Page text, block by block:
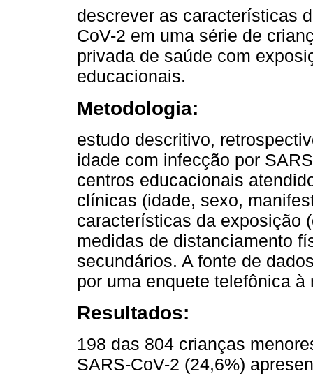
descrever as características
CoV-2 em uma série de
privada de saúde com
educacionais.
Metodologia:
estudo descritivo,
idade com infecção por
centros educacionais
clínicas (idade, sexo,
características da exposição
medidas de distanciamento
secundários. A fonte de
por uma enquete telefônica
Resultados:
198 das 804 crianças
SARS-CoV-2 (24,6%)